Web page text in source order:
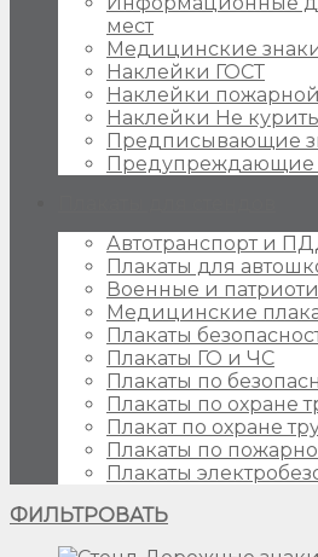
мест
Медицинские
Наклейки ГОСТ
Наклейки пожарной
Наклейки Не курить
Предписывающие
Предупреждающие
Автотранспорт и
Плакаты для
Военные и
Медицинские
Плакаты
Плакаты ГО и ЧС
Плакаты по
Плакаты по охране
Плакат по охране
Плакаты по
Плакаты
ФИЛЬТРОВАТЬ